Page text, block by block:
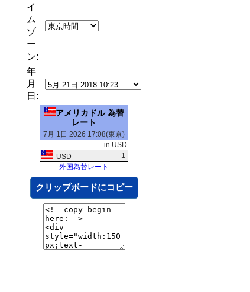
イ
ム
ゾ
ー
ン:
年
月
日:
アメリカドル 為替
レート
7月 1日 2026 17:08(東京)
in USD
USD
1
外国為替レート
クリップボードにコピー